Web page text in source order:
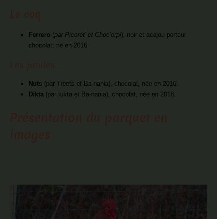
Ferrero (par Picoret’ et Choc’orpi), noir et acajou porteur
chocolat, né en 2016
Nuts (par Treets et Ba-nania), chocolat, née en 2016.
Dikta (par Iukta et Ba-nania), chocolat, née en 2018.